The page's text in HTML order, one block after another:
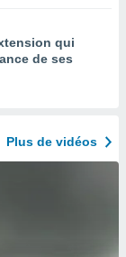
qui
de ses
Plus de vidéos